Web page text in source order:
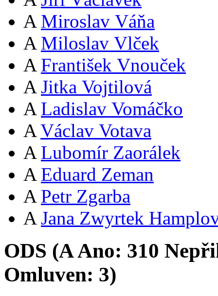
A Miroslav Váňa
A Miloslav Vlček
A František Vnouček
A Jitka Vojtilová
A Ladislav Vomáčko
A Václav Votava
A Lubomír Zaorálek
A Eduard Zeman
A Petr Zgarba
A Jana Zwyrtek
ODS (AAno: 310
Omluven: 3)